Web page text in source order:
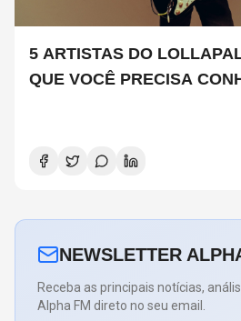
5 ARTISTAS DO
QUE VOCÊ PRECISA
NEWSLETTER
Receba as principais notícias,
Alpha FM direto no seu email.